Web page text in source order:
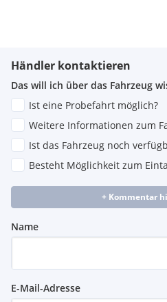
Händler kontaktieren
Das will ich über das Fahrzeug
Ist eine Probefahrt möglich?
Weitere Informationen zum
Ist das Fahrzeug noch
Besteht Möglichkeit zum
+ Kommentar
Name
E-Mail-Adresse